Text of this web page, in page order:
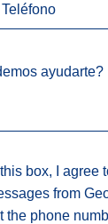
ayudarte?
box, I agree
from
the phone